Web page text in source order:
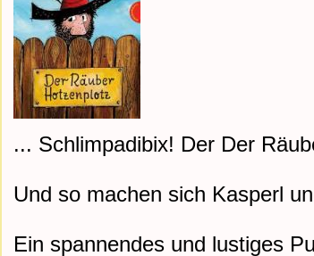
... Schlimpadibix! Der Der
Und so machen sich Kasperl
Ein spannendes und lustiges